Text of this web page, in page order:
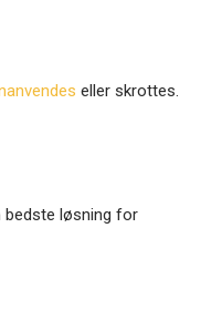
eller skrottes.
bedste løsning for